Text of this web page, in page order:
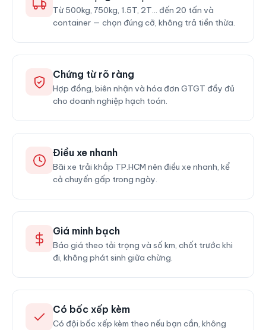
Từ 500kg, 750kg, 1.5T, 2T… đến 20 tấn và
container — chọn đúng cỡ, không trả tiền thừa.
Chứng từ rõ ràng
Hợp đồng, biên nhận và hóa đơn GTGT đầy đủ
cho doanh nghiệp hạch toán.
Điều xe nhanh
Bãi xe trải khắp TP.HCM nên điều xe nhanh, kể
cả chuyến gấp trong ngày.
Giá minh bạch
Báo giá theo tải trọng và số km, chốt trước khi
đi, không phát sinh giữa chừng.
Có bốc xếp kèm
Có đội bốc xếp kèm theo nếu bạn cần, không